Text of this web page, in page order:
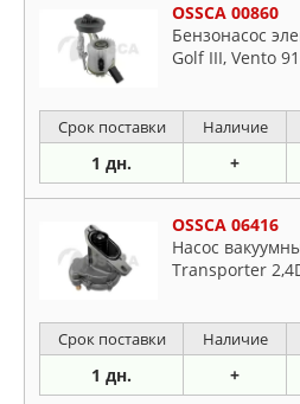
OSSCA 00860
Бензонасос
Golf III, Vento
Срок поставки Наличие
1 дн. +
OSSCA 06416
Насос
Transporter
Срок поставки Наличие
1 дн. +